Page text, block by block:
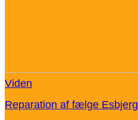
Viden
Reparation af fælge Esbjerg